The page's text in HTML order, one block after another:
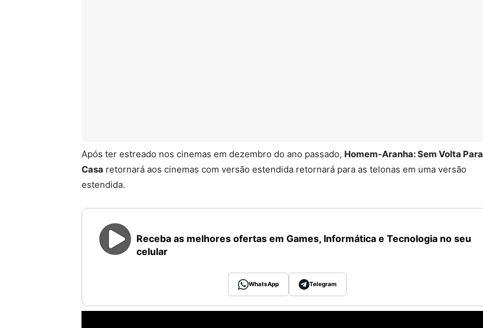
Após ter estreado nos cinemas em dezembro do ano passado, Homem-Aranha: Sem Volta Para
Casa retornará aos cinemas com versão estendida retornará para as telonas em uma versão
estendida.
Receba as melhores ofertas em Games, Informática e Tecnologia no seu
celular
WhatsApp Telegram